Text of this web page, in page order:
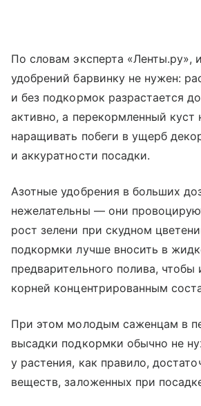
По словам эксперта «Ленты.ру»,
удобрений барвинку не нужен:
и без подкормок разрастается
активно, а перекормленный куст
наращивать побеги в ущерб
и аккуратности посадки.
Азотные удобрения в больших
нежелательны — они
рост зелени при скудном
подкормки лучше вносить в
предварительного полива, чтобы
корней концентрированным
При этом молодым саженцам в
высадки подкормки обычно не
у растения, как правило,
веществ, заложенных при